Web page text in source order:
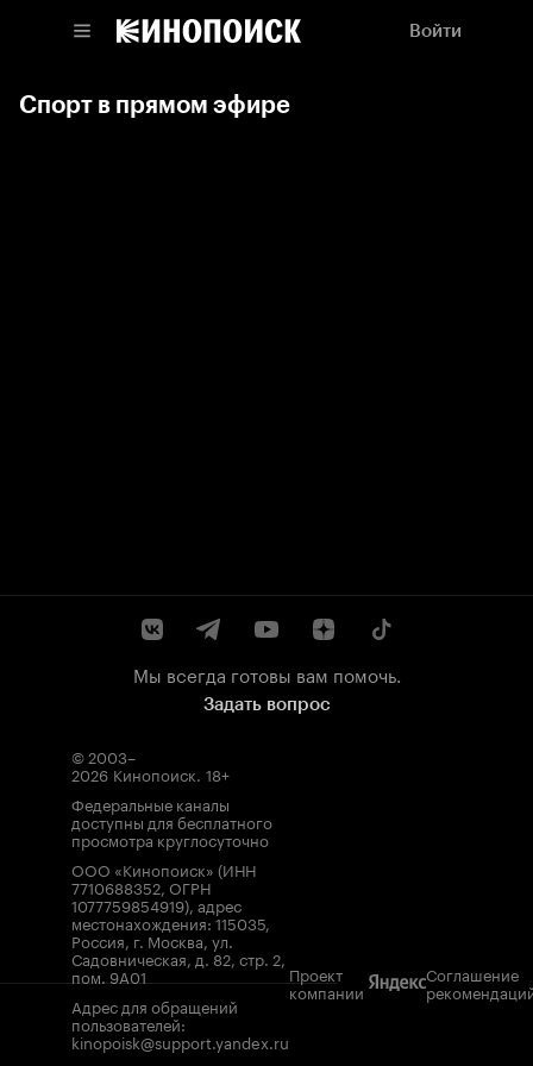
Войти
Спорт в прямом эфире
Мы всегда готовы вам помочь.
Задать вопрос
© 2003–
2026 Кинопоиск. 18+
Федеральные каналы
доступны для бесплатного
просмотра круглосуточно
ООО «Кинопоиск» (ИНН
7710688352, ОГРН
1077759854919), адрес
местонахождения: 115035,
Россия, г. Москва, ул.
Садовническая, д. 82, стр. 2,
пом. 9А01
Адрес для обращений
пользователей:
kinopoisk@support.yandex.ru
Проект
компании
Соглашение